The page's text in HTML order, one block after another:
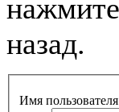
назад.
Имя